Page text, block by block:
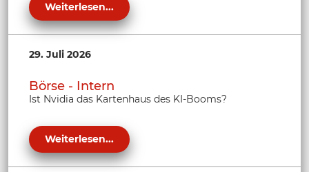
Weiterlesen...
29. Juli 2026
Börse - Intern
Ist Nvidia das Kartenhaus des KI-Booms?
Weiterlesen...